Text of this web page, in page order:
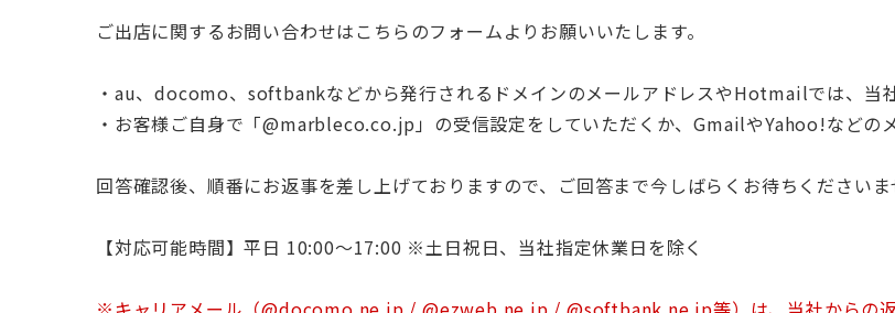
ご出店に関するお問い合わせはこちらのフォームよりお願いいたします。
・au、docomo、softbankなどから発行されるドメインのメールアドレスやHotmailでは、当
・お客様ご自身で「@marbleco.co.jp」の受信設定をしていただくか、GmailやYahoo!などの
回答確認後、順番にお返事を差し上げておりますので、ご回答まで今しばらくお待ちくださいま
【対応可能時間】平日 10:00〜17:00 ※土日祝日、当社指定休業日を除く